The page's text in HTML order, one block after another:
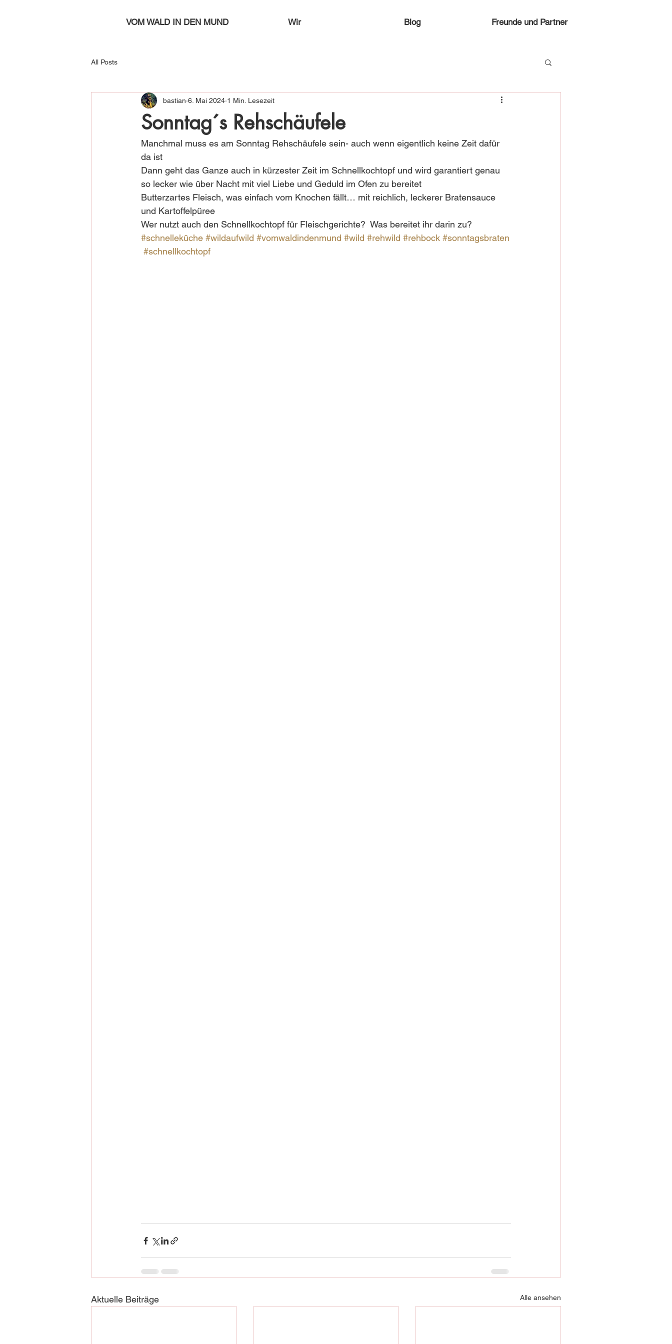
VOM WALD IN DEN MUND Wir Blog Freunde und Partner
All Posts
Sonntag´s Rehschäufele
bastian 6. Mai 2024 1 Min. Lesezeit
Manchmal muss es am Sonntag Rehschäufele sein- auch wenn eigentlich keine Zeit dafür
da ist
Dann geht das Ganze auch in kürzester Zeit im Schnellkochtopf und wird garantiert genau
so lecker wie über Nacht mit viel Liebe und Geduld im Ofen zu bereitet
Butterzartes Fleisch, was einfach vom Knochen fällt… mit reichlich, leckerer Bratensauce
und Kartoffelpüree
Wer nutzt auch den Schnellkochtopf für Fleischgerichte?  Was bereitet ihr darin zu?
#schnelleküche #wildaufwild #vomwaldindenmund #wild #rehwild #rehbock #sonntagsbraten
#schnellkochtopf
Aktuelle Beiträge Alle ansehen